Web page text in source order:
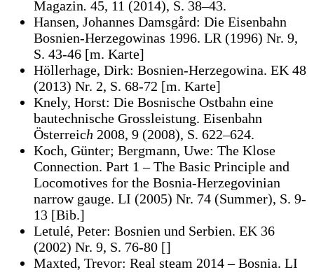
Magazin. 45, 11 (2014), S. 38–43.
Hansen, Johannes Damsgård: Die Eisenbahn
Bosnien-Herzegowinas 1996. LR (1996) Nr. 9,
S. 43-46 [m. Karte]
Höllerhage, Dirk: Bosnien-Herzegowina. EK 48
(2013) Nr. 2, S. 68-72 [m. Karte]
Knely, Horst: Die Bosnische Ostbahn eine
bautechnische Grossleistung. Eisenbahn
Österreich 2008, 9 (2008), S. 622–624.
Koch, Günter; Bergmann, Uwe: The Klose
Connection. Part 1 – The Basic Principle and
Locomotives for the Bosnia-Herzegovinian
narrow gauge. LI (2005) Nr. 74 (Summer), S. 9-
13 [Bib.]
Letulé, Peter: Bosnien und Serbien. EK 36
(2002) Nr. 9, S. 76-80 []
Maxted, Trevor: Real steam 2014 – Bosnia. LI